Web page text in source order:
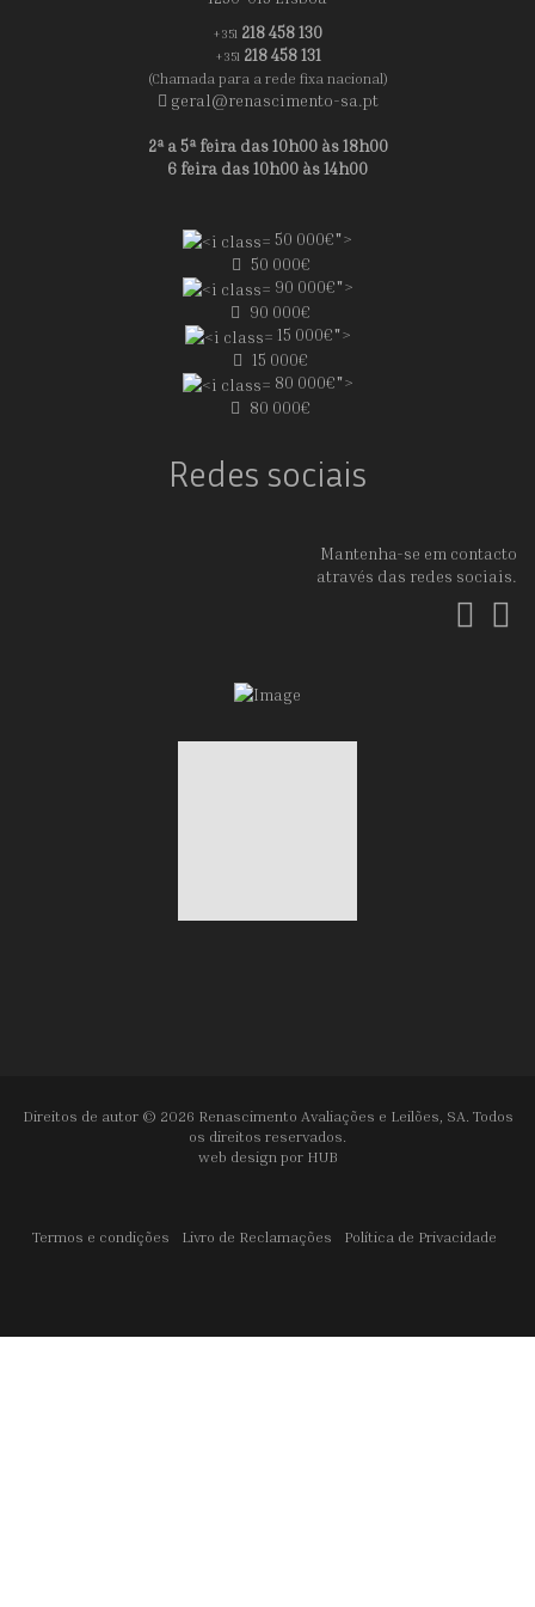
+351 218 458 130
+351 218 458 131
(Chamada para a rede fixa nacional)
geral@renascimento-sa.pt
2ª a 5ª feira das 10h00 às 18h00
6 feira das 10h00 às 14h00
50 000€">
50 000€
90 000€">
90 000€
15 000€">
15 000€
80 000€">
80 000€
Redes sociais
Mantenha-se em contacto
através das redes sociais.
Direitos de autor © 2026 Renascimento Avaliações e Leilões, SA. Todos
os direitos reservados.
web design por HUB
Termos e condições Livro de Reclamações Política de Privacidade